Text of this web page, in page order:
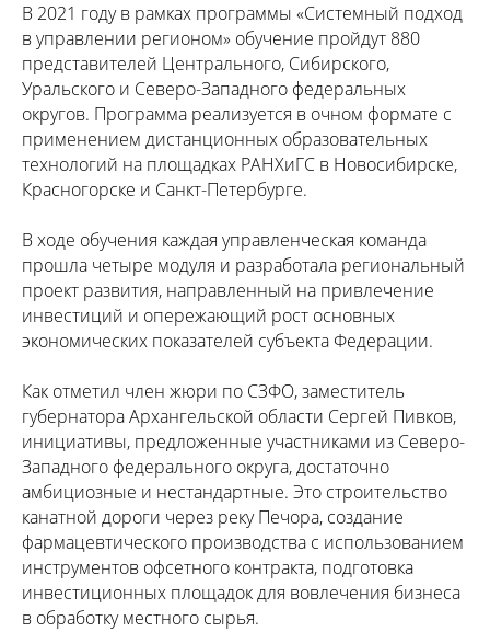
В 2021 году в рамках программы «Системный подход
в управлении регионом» обучение пройдут 880
представителей Центрального, Сибирского,
Уральского и Северо-Западного федеральных
округов. Программа реализуется в очном формате с
применением дистанционных образовательных
технологий на площадках РАНХиГС в Новосибирске,
Красногорске и Санкт-Петербурге.
В ходе обучения каждая управленческая команда
прошла четыре модуля и разработала региональный
проект развития, направленный на привлечение
инвестиций и опережающий рост основных
экономических показателей субъекта Федерации.
Как отметил член жюри по СЗФО, заместитель
губернатора Архангельской области Сергей Пивков,
инициативы, предложенные участниками из Северо-
Западного федерального округа, достаточно
амбициозные и нестандартные. Это строительство
канатной дороги через реку Печора, создание
фармацевтического производства с использованием
инструментов офсетного контракта, подготовка
инвестиционных площадок для вовлечения бизнеса
в обработку местного сырья.